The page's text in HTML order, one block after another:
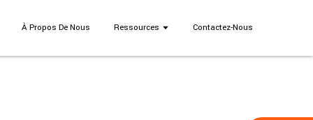
À Propos De Nous Ressources Contactez-Nous